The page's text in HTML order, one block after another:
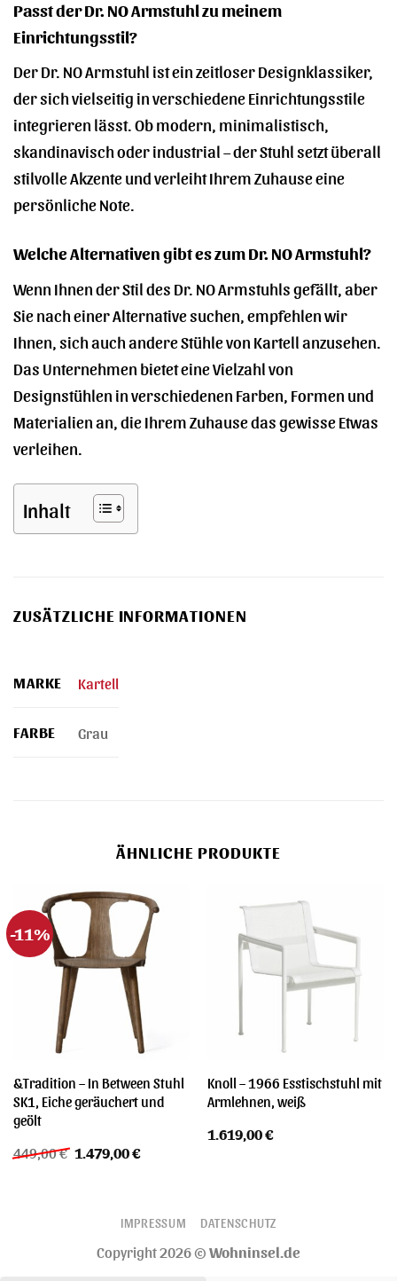
Passt der Dr. NO Armstuhl zu meinem
Einrichtungsstil?
Der Dr. NO Armstuhl ist ein zeitloser Designklassiker,
der sich vielseitig in verschiedene Einrichtungsstile
integrieren lässt. Ob modern, minimalistisch,
skandinavisch oder industrial – der Stuhl setzt überall
stilvolle Akzente und verleiht Ihrem Zuhause eine
persönliche Note.
Welche Alternativen gibt es zum Dr. NO Armstuhl?
Wenn Ihnen der Stil des Dr. NO Armstuhls gefällt, aber
Sie nach einer Alternative suchen, empfehlen wir
Ihnen, sich auch andere Stühle von Kartell anzusehen.
Das Unternehmen bietet eine Vielzahl von
Designstühlen in verschiedenen Farben, Formen und
Materialien an, die Ihrem Zuhause das gewisse Etwas
verleihen.
Inhalt
ZUSÄTZLICHE INFORMATIONEN
MARKE Kartell
FARBE Grau
ÄHNLICHE PRODUKTE
-11%
&Tradition – In Between Stuhl
SK1, Eiche geräuchert und
geölt
449,00€ Ursprünglicher
1.479,00€Aktueller
Knoll – 1966 Esstischstuhl mit
Armlehnen, weiß
1.619,00€
IMPRESSUM DATENSCHUTZ
Copyright 2026 ©Wohninsel.de